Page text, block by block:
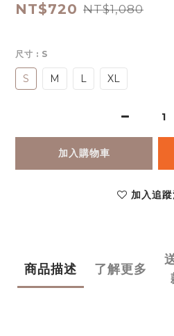
NT$720 NT$1,080
尺寸 : S
S M L XL
加入購物車
加入追
商品描述 了解更多